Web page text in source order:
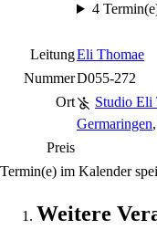
4
LeitungEli Thomae
NummerD055-272
Ort
Studio Eli
Germaringen,
Preis
Termin(e) im Kalender
Weitere